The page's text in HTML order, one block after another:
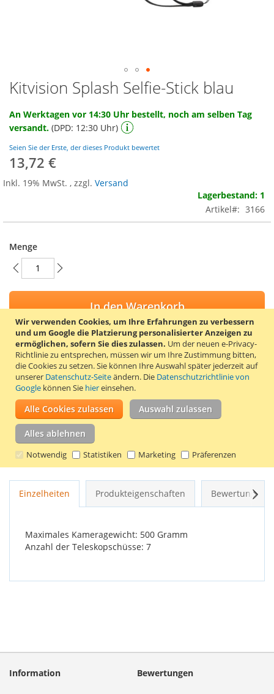
Wir verwenden Cookies, um Ihre Erfahrungen zu verbessern
und um Google die Platzierung personalisierter Anzeigen zu
ermöglichen, sofern Sie dies zulassen. Um der neuen e-Privacy-
Richtlinie zu entsprechen, müssen wir um Ihre Zustimmung bitten,
die Cookies zu setzen.Sie können Ihre Auswahl später jederzeit auf
unserer Datenschutz-Seiteändern. Die Datenschutzrichtlinie von
Google können Sie hiereinsehen.
Alle Cookies zulassen Auswahl zulassen
Alles ablehnen
Notwendig Statistiken Marketing Präferenzen
Zum
Anfang
der
Bildgalerie
springen
Kitvision Splash Selfie-Stick blau
An Werktagen vor 14:30 Uhr bestellt, noch am selben Tag
versandt. (DPD: 12:30 Uhr)
Seien Sie der Erste, der dieses Produkt bewertet
13,72 €
Inkl. 19% MwSt. , zzgl. Versand
Lagerbestand: 1
Artikel
3166
Menge
In den Warenkorb
ZUR WUNSCHLISTE HINZUFÜGEN
ZUR VERGLEICHSLISTE HINZUFÜGEN
Dieser Kitvision Splash Selfie Stick ist von 20 auf 97 cm
ausziehbar und eignet sich für Kameras mit 1/4″ Gewinde
und Smartphones (55 bis 80 mm breit). Der Selfie-Stick ist
sehr einfach zu bedienen. Die Fotos können mit dem Timer
des Smartphones oder der Kamera aufgenommen werden.
Einzelheiten Produkteigenschaften Bewertungen
Maximales Kameragewicht: 500 Gramm
Anzahl der Teleskopschüsse: 7
Information Bewertungen